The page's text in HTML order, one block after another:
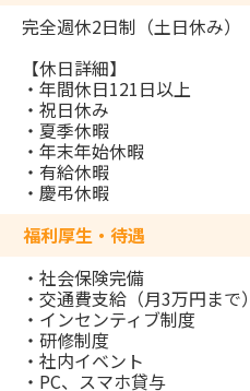
完全週休2日制（土日休み）
【休日詳細】
・年間休日121日以上
・祝日休み
・夏季休暇
・年末年始休暇
・有給休暇
・慶弔休暇
福利厚生・待遇
・社会保険完備
・交通費支給（月3万円まで）
・インセンティブ制度
・研修制度
・社内イベント
・PC、スマホ貸与